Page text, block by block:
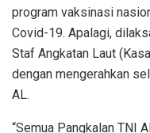
program vaksinasi
Covid-19. Apalagi,
Staf Angkatan Laut
dengan mengerahkan
AL.
“Semua Pangkalan TNI